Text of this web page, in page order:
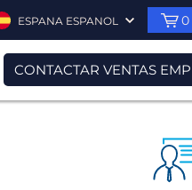
ESPANA ESPANOL 0
CONTACTAR VENTAS